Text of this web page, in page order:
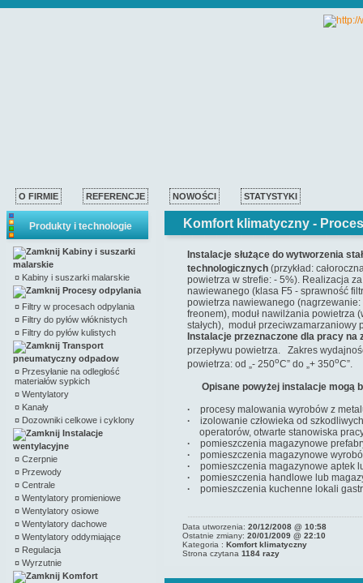
O FIRMIE REFERENCJE NOWOŚCI STATYSTYKI
Produkty i technologie
Kabiny i suszarki
malarskie
¤ Kabiny i suszarki malarskie
Procesy odpylania
¤ Filtry w procesach odpylania
¤ Filtry do pyłów włóknistych
¤ Filtry do pyłów kulistych
Transport
pneumatyczny odpadow
¤ Przesyłanie na odległość
materiałów sypkich
¤ Wentylatory
¤ Kanały
¤ Dozowniki celkowe i cyklony
Instalacje
wentylacyjne
¤ Czerpnie
¤ Przewody
¤ Centrale
¤ Wentylatory promieniowe
¤ Wentylatory osiowe
¤ Wentylatory dachowe
¤ Wentylatory oddymiające
¤ Regulacja
¤ Wyrzutnie
Komfort
Komfort klimatyczny -
Instalacje służące do wytworzenia
technologicznych (przykład:
powietrza w strefie: - 5%). Realizacja
nawiewanego (klasa F5 - sprawność
powietrza nawiewanego
freonem), moduł nawilżania powietrza
stałych), moduł
Instalacje przeznaczone dla pracy na
przepływu powietrza. Zakres
powietrza: od „- 250oC” do „+ 350oC”.
Opisane powyżej instalacje mogą
·
procesy malowania wyrobów z
·
izolowanie człowieka od
operatorów, otwarte stanowiska
·
pomieszczenia magazynowe
·
pomieszczenia magazynowe
·
pomieszczenia magazynowe aptek
·
pomieszczenia handlowe lub
·
pomieszczenia kuchenne lokali
Data utworzenia: 20/12/2008 @ 10:58
Ostatnie zmiany: 20/01/2009 @ 22:10
Kategoria : Komfort klimatyczny
Strona czytana 1184 razy